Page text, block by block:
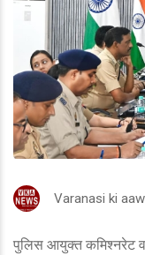
Varanasi ki
पुलिस आयुक्त कमिश्नरेट